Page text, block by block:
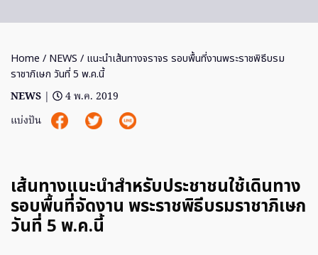
Home / NEWS / แนะนําเส้นทางจราจร รอบพื้นที่งานพระราชพิธีบรม
ราชาภิเษก วันที่ 5 พ.ค.นี้
NEWS |
4 พ.ค. 2019
แบ่งปัน
เส้นทางแนะนําสําหรับประชาชนใช้เดินทาง
รอบพื้นที่จัดงาน พระราชพิธีบรมราชาภิเษก
วันที่ 5 พ.ค.นี้